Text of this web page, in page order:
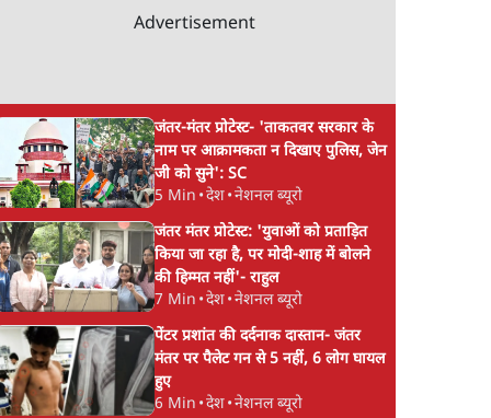
Advertisement
जंतर-मंतर प्रोटेस्ट- 'ताकतवर सरकार के
नाम पर आक्रामकता न दिखाए पुलिस, जेन
जी को सुने': SC
5 Min •देश•नेशनल ब्यूरो
जंतर मंतर प्रोटेस्ट: 'युवाओं को प्रताड़ित
किया जा रहा है, पर मोदी-शाह में बोलने
की हिम्मत नहीं'- राहुल
7 Min •देश•नेशनल ब्यूरो
पेंटर प्रशांत की दर्दनाक दास्तान- जंतर
मंतर पर पैलेट गन से 5 नहीं, 6 लोग घायल
हुए
6 Min •देश•नेशनल ब्यूरो